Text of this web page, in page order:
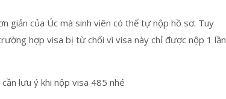
giản của Úc mà sinh viên có thể tự nộp hồ sơ. Tuy
hợp visa bị từ chối vì visa này chỉ được nộp 1 lần
lưu ý khi nộp visa 485 nhé